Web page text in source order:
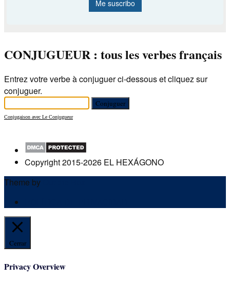
CONJUGUEUR : tous les verbes français
Entrez votre verbe à conjuguer ci-dessous et cliquez sur
conjuguer.
Conjugaison avec Le Conjugueur
Copyright 2015-2026 EL HEXÁGONO
Theme by
Cerrar
Privacy Overview